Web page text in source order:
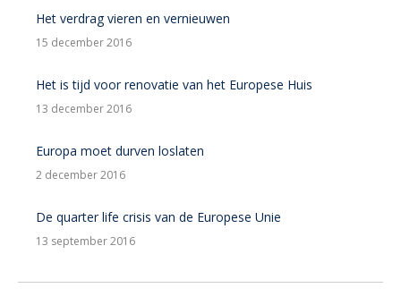
Het verdrag vieren en vernieuwen
15 december 2016
Het is tijd voor renovatie van het Europese Huis
13 december 2016
Europa moet durven loslaten
2 december 2016
De quarter life crisis van de Europese Unie
13 september 2016